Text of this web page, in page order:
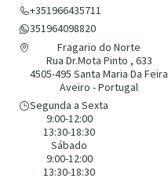
+351966435711
351964098820
Fragario do Norte
Rua Dr.Mota Pinto , 633
4505-495 Santa Maria Da Feira
Aveiro - Portugal
Segunda a Sexta
9:00-12:00
13:30-18:30
Sábado
9:00-12:00
13:30-18:30